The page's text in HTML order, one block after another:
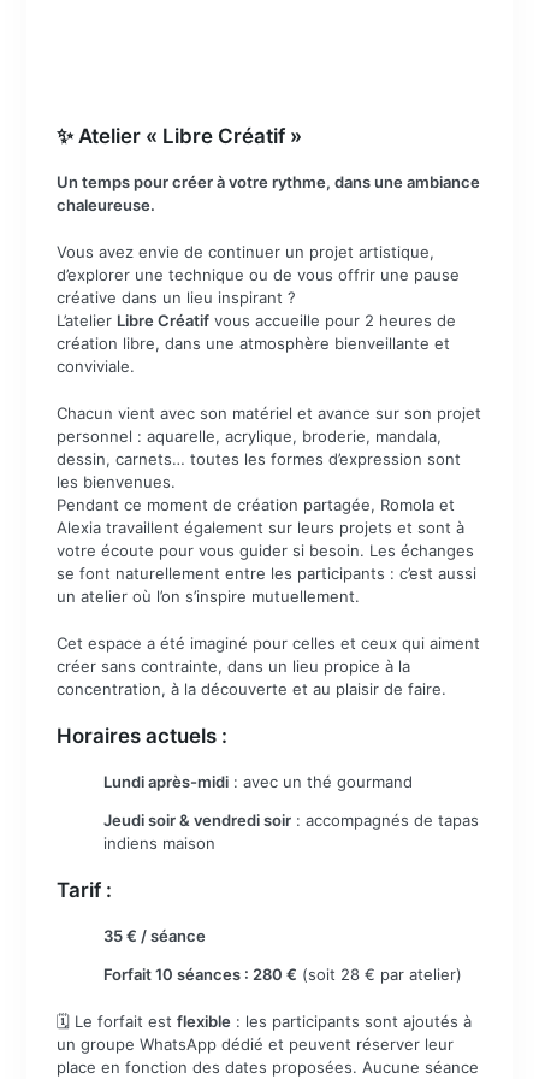
✨ Atelier « Libre Créatif »
Un temps pour créer à votre rythme, dans une ambiance
chaleureuse.
Vous avez envie de continuer un projet artistique,
d’explorer une technique ou de vous offrir une pause
créative dans un lieu inspirant ?
L’atelier Libre Créatif vous accueille pour 2 heures de
création libre, dans une atmosphère bienveillante et
conviviale.
Chacun vient avec son matériel et avance sur son projet
personnel : aquarelle, acrylique, broderie, mandala,
dessin, carnets… toutes les formes d’expression sont
les bienvenues.
Pendant ce moment de création partagée, Romola et
Alexia travaillent également sur leurs projets et sont à
votre écoute pour vous guider si besoin. Les échanges
se font naturellement entre les participants : c’est aussi
un atelier où l’on s’inspire mutuellement.
Cet espace a été imaginé pour celles et ceux qui aiment
créer sans contrainte, dans un lieu propice à la
concentration, à la découverte et au plaisir de faire.
Horaires actuels :
Lundi après-midi : avec un thé gourmand
Jeudi soir & vendredi soir : accompagnés de tapas
indiens maison
Tarif :
35 € / séance
Forfait 10 séances : 280 € (soit 28 € par atelier)
🗓️ Le forfait estflexible : les participants sont ajoutés à
un groupe WhatsApp dédié et peuvent réserver leur
place en fonction des dates proposées. Aucune séance